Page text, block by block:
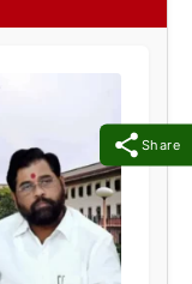
Share